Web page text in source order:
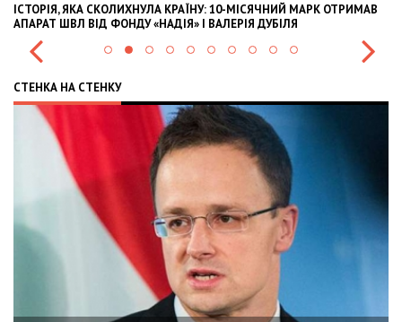
ІСТОРІЯ, ЯКА СКОЛИХНУЛА КРАЇНУ: 10-МІСЯЧНИЙ МАРК ОТРИМАВ
АПАРАТ ШВЛ ВІД ФОНДУ «НАДІЯ» І ВАЛЕРІЯ ДУБІЛЯ
СТЕНКА НА СТЕНКУ